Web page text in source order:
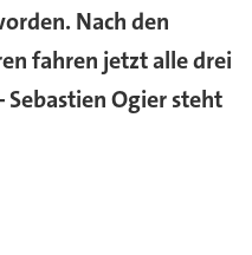
Nach den
fahren jetzt alle drei
Sebastien Ogier steht